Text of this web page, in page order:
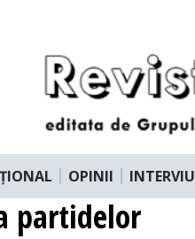
OPINII INTERVIU
partidelor